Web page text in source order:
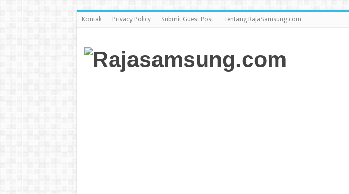
Kontak Privacy Policy Submit Guest Post Tentang RajaSamsung.com